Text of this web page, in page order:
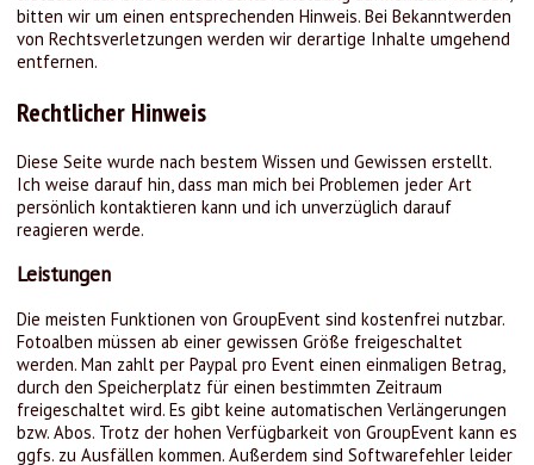
bitten wir um einen entsprechenden Hinweis. Bei Bekanntwerden
von Rechtsverletzungen werden wir derartige Inhalte umgehend
entfernen.
Rechtlicher Hinweis
Diese Seite wurde nach bestem Wissen und Gewissen erstellt.
Ich weise darauf hin, dass man mich bei Problemen jeder Art
persönlich kontaktieren kann und ich unverzüglich darauf
reagieren werde.
Leistungen
Die meisten Funktionen von GroupEvent sind kostenfrei nutzbar.
Fotoalben müssen ab einer gewissen Größe freigeschaltet
werden. Man zahlt per Paypal pro Event einen einmaligen Betrag,
durch den Speicherplatz für einen bestimmten Zeitraum
freigeschaltet wird. Es gibt keine automatischen Verlängerungen
bzw. Abos. Trotz der hohen Verfügbarkeit von GroupEvent kann es
ggfs. zu Ausfällen kommen. Außerdem sind Softwarefehler leider